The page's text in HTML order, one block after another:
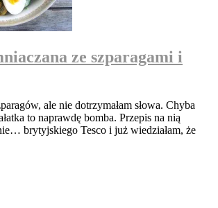
ze szparagami i
ale nie dotrzymałam słowa. Chyba
to naprawdę bomba. Przepis na nią
brytyjskiego Tesco i już wiedziałam, że